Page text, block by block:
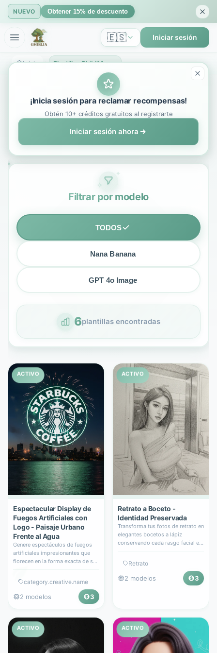
NUEVO Obtener 15% de descuento
🇪🇸 Iniciar sesión
Inicio Plantillas GhibliIA - Plantillas de Arte IA Estilo Studio Ghibli
Explora la Colección de
Plantillas GhibliIA
✦
✧
Filtrar por modelo
TODOS
Nana Banana
GPT 4o Image
6plantillas encontradas
ACTIVO
Espectacular Display de
Fuegos Artificiales con
Logo - Paisaje Urbano
Frente al Agua
Genere espectáculos de fuegos
artificiales impresionantes que
florecen en la forma exacta de su
urbano frente al agua de noche.
category.creative.name
2 modelos 3
ACTIVO
Retrato a Boceto -
Identidad Preservada
Transforma tus fotos de retrato en
elegantes bocetos a lápiz
conservando cada rasgo facial e
Retrato
2 modelos 3
ACTIVO ACTIVO
¡Inicia sesión para reclamar recompensas!
Obtén 10+ créditos gratuitos al registrarte
Iniciar sesión ahora